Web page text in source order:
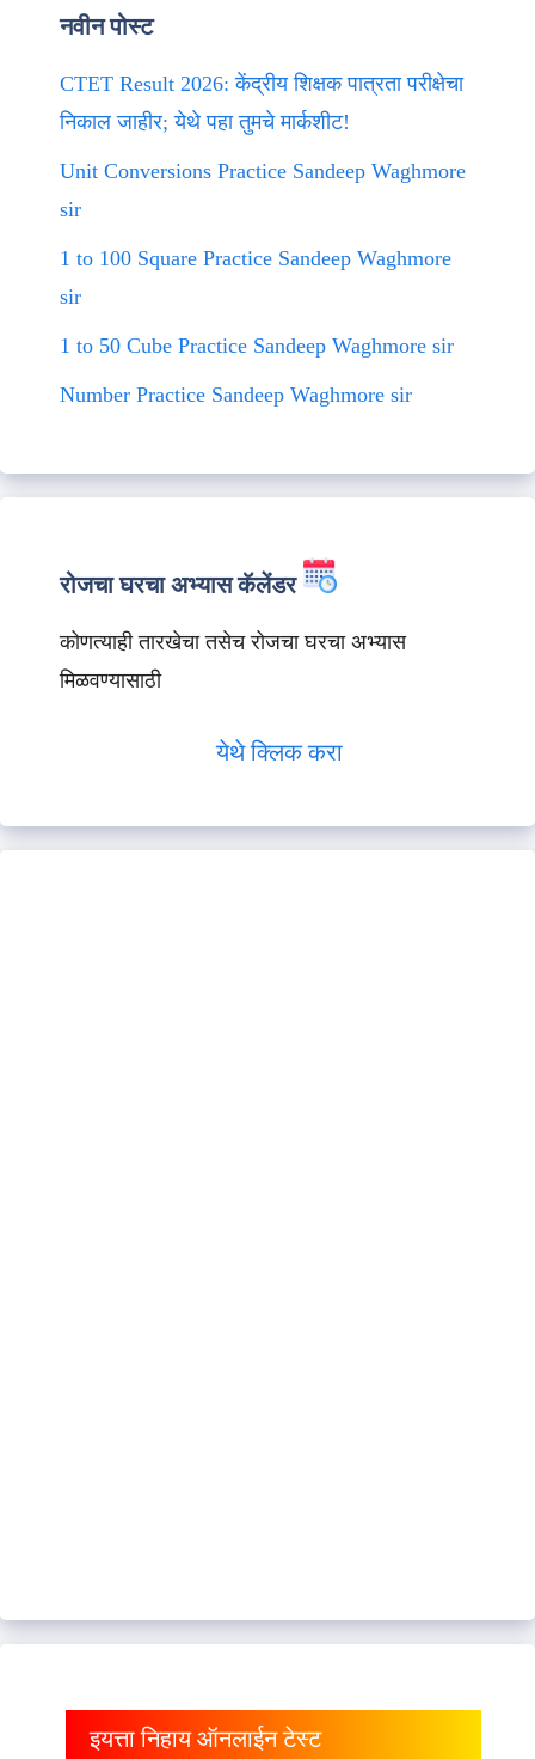
नवीन पोस्ट
CTET Result 2026: केंद्रीय शिक्षक पात्रता परीक्षेचा
निकाल जाहीर; येथे पहा तुमचे मार्कशीट!
Unit Conversions Practice Sandeep Waghmore
sir
1 to 100 Square Practice Sandeep Waghmore
sir
1 to 50 Cube Practice Sandeep Waghmore sir
Number Practice Sandeep Waghmore sir
रोजचा घरचा अभ्यास कॅलेंडर
कोणत्याही तारखेचा तसेच रोजचा घरचा अभ्यास
मिळवण्यासाठी
येथे क्लिक करा
इयत्ता निहाय ऑनलाईन टेस्ट